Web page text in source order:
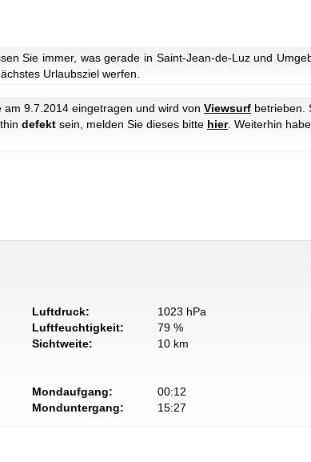
Sie immer, was gerade in Saint-Jean-de-Luz und
Urlaubsziel werfen.
am 9.7.2014 eingetragen und wird von Viewsurf betrieben.
defekt sein, melden Sie dieses bitte hier. Weiterhin
Luftdruck:
1023 hPa
Luftfeuchtigkeit:
79 %
Sichtweite:
10 km
Mondaufgang:
00:12
Monduntergang:
15:27